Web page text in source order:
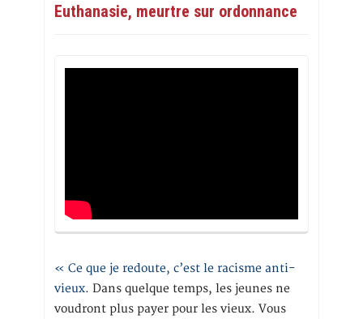
Euthanasie, meurtre sur ordonnance
« Ce que je redoute, c’est le racisme anti-
vieux. Dans quelque temps, les jeunes ne
voudront plus payer pour les vieux. Vous